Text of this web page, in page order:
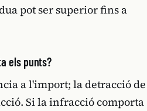
pot ser superior fins a
els punts?
a l'import; la detracció de
Si la infracció comporta